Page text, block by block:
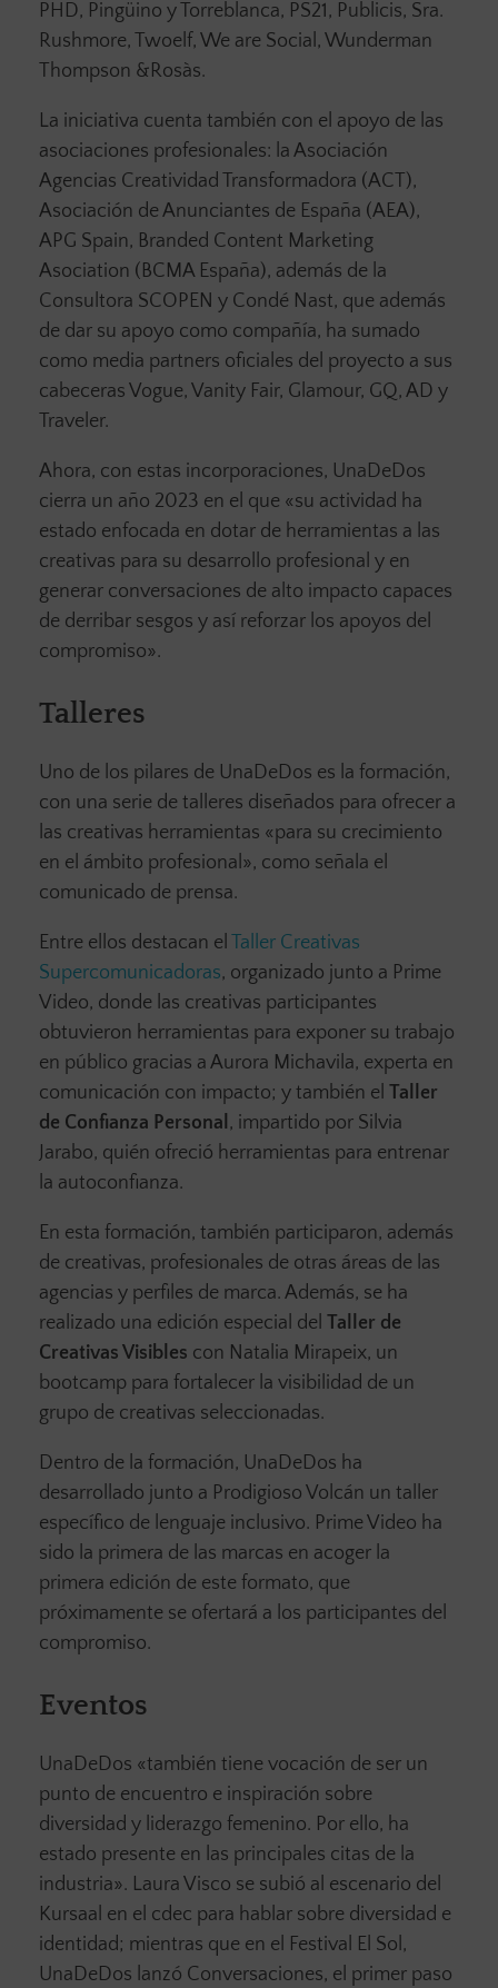
PHD, Pingüino y Torreblanca, PS21, Publicis, Sra.
Rushmore, Twoelf, We are Social, Wunderman
Thompson &Rosàs.
La iniciativa cuenta también con el apoyo de las
asociaciones profesionales: la Asociación
Agencias Creatividad Transformadora (ACT),
Asociación de Anunciantes de España (AEA),
APG Spain, Branded Content Marketing
Asociation (BCMA España), además de la
Consultora SCOPEN y Condé Nast, que además
de dar su apoyo como compañía, ha sumado
como media partners oficiales del proyecto a sus
cabeceras Vogue, Vanity Fair, Glamour, GQ, AD y
Traveler.
Ahora, con estas incorporaciones, UnaDeDos
cierra un año 2023 en el que «su actividad ha
estado enfocada en dotar de herramientas a las
creativas para su desarrollo profesional y en
generar conversaciones de alto impacto capaces
de derribar sesgos y así reforzar los apoyos del
compromiso».
Talleres
Uno de los pilares de UnaDeDos es la formación,
con una serie de talleres diseñados para ofrecer a
las creativas herramientas «para su crecimiento
en el ámbito profesional», como señala el
comunicado de prensa.
Entre ellos destacan el Taller Creativas
Supercomunicadoras, organizado junto a Prime
Video, donde las creativas participantes
obtuvieron herramientas para exponer su trabajo
en público gracias a Aurora Michavila, experta en
comunicación con impacto; y también el Taller
de Confianza Personal, impartido por Silvia
Jarabo, quién ofreció herramientas para entrenar
la autoconfianza.
En esta formación, también participaron, además
de creativas, profesionales de otras áreas de las
agencias y perfiles de marca. Además, se ha
realizado una edición especial del Taller de
Creativas Visibles con Natalia Mirapeix, un
bootcamp para fortalecer la visibilidad de un
grupo de creativas seleccionadas.
Dentro de la formación, UnaDeDos ha
desarrollado junto a Prodigioso Volcán un taller
específico de lenguaje inclusivo. Prime Video ha
sido la primera de las marcas en acoger la
primera edición de este formato, que
próximamente se ofertará a los participantes del
compromiso.
Eventos
UnaDeDos «también tiene vocación de ser un
punto de encuentro e inspiración sobre
diversidad y liderazgo femenino. Por ello, ha
estado presente en las principales citas de la
industria». Laura Visco se subió al escenario del
Kursaal en el cdec para hablar sobre diversidad e
identidad; mientras que en el Festival El Sol,
UnaDeDos lanzó Conversaciones, el primer paso